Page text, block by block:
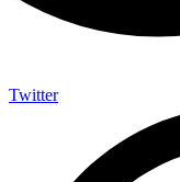
Twitter